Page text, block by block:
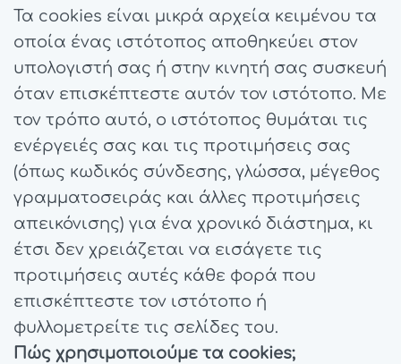
Τα cookies είναι μικρά αρχεία κειμένου τα
οποία ένας ιστότοπος αποθηκεύει στον
υπολογιστή σας ή στην κινητή σας συσκευή
όταν επισκέπτεστε αυτόν τον ιστότοπο. Με
τον τρόπο αυτό, ο ιστότοπος θυμάται τις
ενέργειές σας και τις προτιμήσεις σας
(όπως κωδικός σύνδεσης, γλώσσα, μέγεθος
γραμματοσειράς και άλλες προτιμήσεις
απεικόνισης) για ένα χρονικό διάστημα, κι
έτσι δεν χρειάζεται να εισάγετε τις
προτιμήσεις αυτές κάθε φορά που
επισκέπτεστε τον ιστότοπο ή
φυλλομετρείτε τις σελίδες του.
Πώς χρησιμοποιούμε τα cookies;